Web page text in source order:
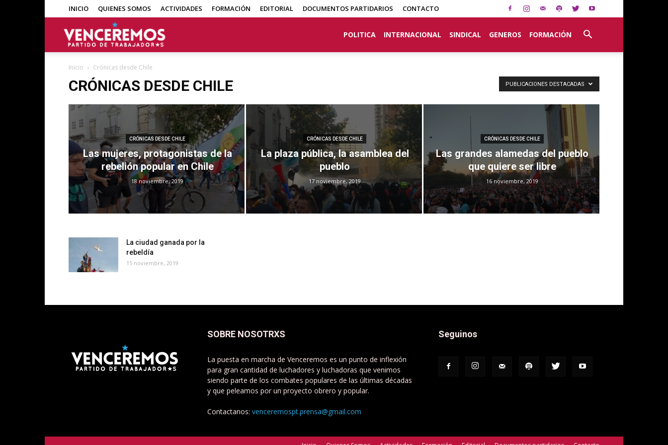
INICIO QUIENES SOMOS ACTIVIDADES FORMACIÓN EDITORIAL DOCUMENTOS PARTIDARIOS CONTACTO
POLITICA INTERNACIONAL SINDICAL GENEROS FORMACIÓN
Inicio Crónicas desde Chile
CRÓNICAS DESDE CHILE PUBLICACIONES DESTACADAS
CRÓNICAS DESDE CHILE
Las mujeres, protagonistas de la
rebelión popular en Chile
18 noviembre, 2019
CRÓNICAS DESDE CHILE
La plaza pública, la asamblea del
pueblo
17 noviembre, 2019
CRÓNICAS DESDE CHILE
Las grandes alamedas del pueblo
que quiere ser libre
16 noviembre, 2019
La ciudad ganada por la
rebeldía
15 noviembre, 2019
SOBRE NOSOTRXS
La puesta en marcha de Venceremos es un punto de inflexión
para gran cantidad de luchadores y luchadoras que venimos
siendo parte de los combates populares de las últimas décadas
y que peleamos por un proyecto obrero y popular.
Contactanos: venceremospt.prensa@gmail.com
Seguinos